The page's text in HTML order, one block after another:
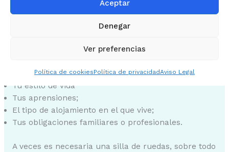
Aceptar
Denegar
Ver preferencias
Política de cookiesPolítica de privacidadAviso Legal
¿Debo ir en silla de ruedas si tengo una fractura de
tobillo?
No se prescribe sistemáticamente una silla de
dependerá de muchos parámetros:
Tu estado de salud antes de la lesión
Tu estilo de vida
Tus aprensiones;
El tipo de alojamiento en el que vive;
Tus obligaciones familiares o profesionales.
A veces es necesaria una silla de ruedas, sobre todo